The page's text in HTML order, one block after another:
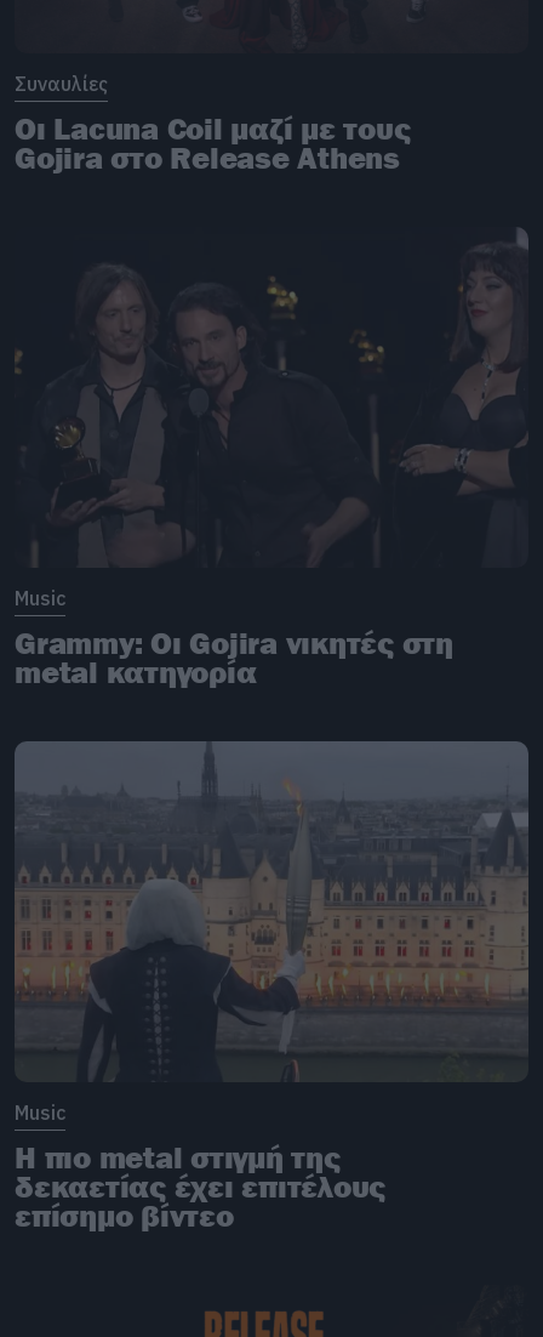
Συναυλίες
Οι Lacuna Coil μαζί με τους
Gojira στο Release Athens
Music
Grammy: Οι Gojira νικητές στη
metal κατηγορία
Music
Η πιο metal στιγμή της
δεκαετίας έχει επιτέλους
επίσημο βίντεο